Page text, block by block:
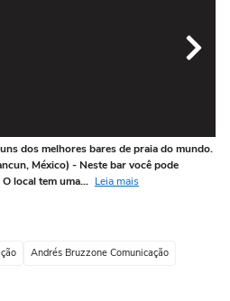
dos melhores bares de praia do mundo.
México) - Neste bar você pode
local tem uma... Leia mais
Andrés Bruzzone Comunicação